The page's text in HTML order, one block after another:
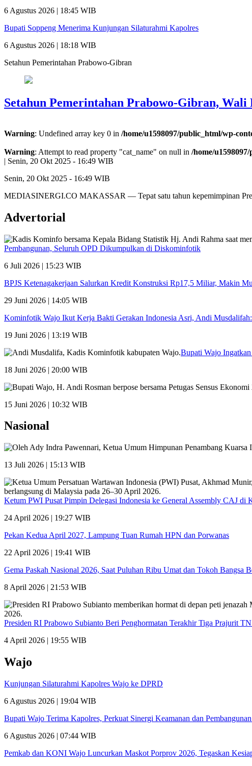
6 Agustus 2026 | 18:45 WIB
Bupati Soppeng Menerima Kunjungan Silaturahmi Kapolres
6 Agustus 2026 | 18:18 WIB
Setahun Pemerintahan Prabowo-Gibran
Setahun Pemerintahan Prabowo-Gibran,
Warning: Undefined array key 0 in /home/u1598097/public_html/wp-
Warning: Attempt to read property "cat_name" on null in /home/
| Senin, 20 Okt 2025 - 16:49 WIB
Senin, 20 Okt 2025 - 16:49 WIB
MEDIASINERGI.CO MAKASSAR — Tepat satu tahun kepemimpinan
Advertorial
Pembangunan, Seluruh OPD Dikumpulkan di Diskominfotik
6 Juli 2026 | 15:23 WIB
BPJS Ketenagakerjaan Salurkan Kredit Konstruksi Rp17,5 Miliar, Makin
29 Juni 2026 | 14:05 WIB
Kominfotik Wajo Ikut Kerja Bakti Gerakan Indonesia Asri, Andi Musdalifah:
19 Juni 2026 | 13:19 WIB
Bupati Wajo
18 Juni 2026 | 20:00 WIB
15 Juni 2026 | 10:32 WIB
Nasional
13 Juli 2026 | 15:13 WIB
Ketum PWI Pusat Pimpin Delegasi Indonesia ke General Assembly CAJ di
24 April 2026 | 19:27 WIB
Pekan Kedua April 2027, Lampung Tuan Rumah HPN dan Porwanas
22 April 2026 | 19:41 WIB
Gema Paskah Nasional 2026, Saat Puluhan Ribu Umat dan Tokoh Bangsa
8 April 2026 | 21:53 WIB
Presiden RI Prabowo Subianto Beri Penghormatan Terakhir Tiga Prajurit
4 April 2026 | 19:55 WIB
Wajo
Kunjungan Silaturahmi Kapolres Wajo ke DPRD
6 Agustus 2026 | 19:04 WIB
Bupati Wajo Terima Kapolres, Perkuat Sinergi Keamanan dan
6 Agustus 2026 | 07:44 WIB
Pemkab dan KONI Wajo Luncurkan Maskot Porprov 2026, Tegaskan